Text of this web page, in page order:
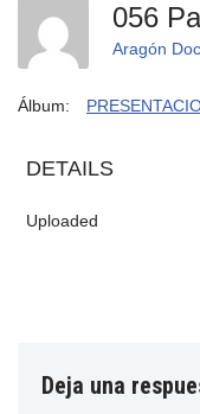
056
Aragón
Álbum:
DETAILS
Uploaded
Deja una